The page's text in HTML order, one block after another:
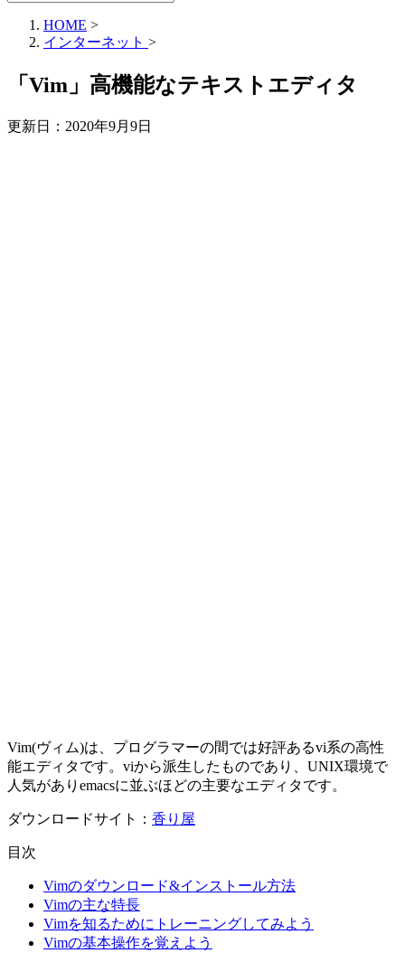
HOME >
インターネット >
「Vim」高機能なテキストエディタ
更新日： 2020年9月9日
Vim(ヴィム)は、プログラマーの間では好評あるvi系の高性
能エディタです。viから派生したものであり、UNIX環境で
人気がありemacsに並ぶほどの主要なエディタです。
ダウンロードサイト： 香り屋
目次
Vimのダウンロード&インストール方法
Vimの主な特長
Vimを知るためにトレーニングしてみよう
Vimの基本操作を覚えよう